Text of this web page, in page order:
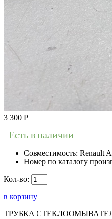
3 300 Р
Есть в наличии
Совместимость: Renault
Номер по каталогу
Кол-во:
в корзину
ТРУБКА СТЕКЛООМЫВАТЕЛЯ